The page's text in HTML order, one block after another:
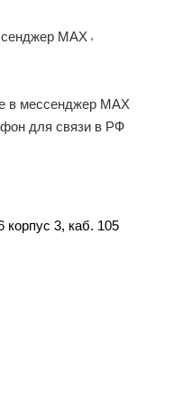
MAX
в мессенджер MAX
для связи в РФ
корпус 3, каб. 105